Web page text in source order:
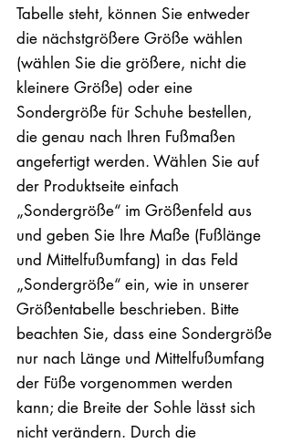
Tabelle steht, können Sie entweder
die nächstgrößere Größe wählen
(wählen Sie die größere, nicht die
kleinere Größe) oder eine
Sondergröße für Schuhe bestellen,
die genau nach Ihren Fußmaßen
angefertigt werden. Wählen Sie auf
der Produktseite einfach
„Sondergröße“ im Größenfeld aus
und geben Sie Ihre Maße (Fußlänge
und Mittelfußumfang) in das Feld
„Sondergröße“ ein, wie in unserer
Größentabelle beschrieben. Bitte
beachten Sie, dass eine Sondergröße
nur nach Länge und Mittelfußumfang
der Füße vorgenommen werden
kann; die Breite der Sohle lässt sich
nicht verändern. Durch die